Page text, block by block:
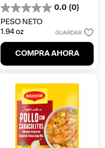
0.0 (0)
0.0
de
5
PESO NETO
1.94 oz
GUARDAR
COMPRA AHORA